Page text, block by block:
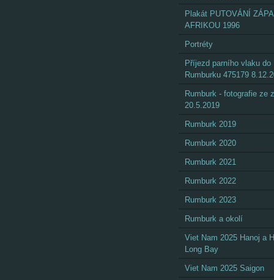
Plakát PUTOVÁNÍ
AFRIKOU 1996
Portréty
Příjezd parního vlaku do
Rumburku 475179
Rumburk - fotografie ze
20.5.2019
Rumburk 2019
Rumburk 2020
Rumburk 2021
Rumburk 2022
Rumburk 2023
Rumburk a okolí
Viet Nam 2025 Hanoj a
Long Bay
Viet Nam 2025 Saigon